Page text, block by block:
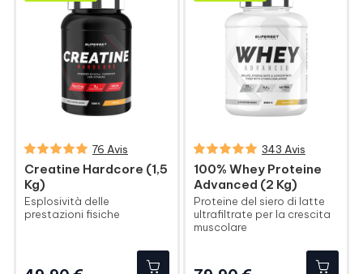
76 Avis
Creatine Hardcore (1,5
Kg)
Esplosività delle
prestazioni fisiche
343 Avis
100% Whey Proteine
Advanced (2 Kg)
Proteine del siero di latte
ultrafiltrate per la crescita
muscolare